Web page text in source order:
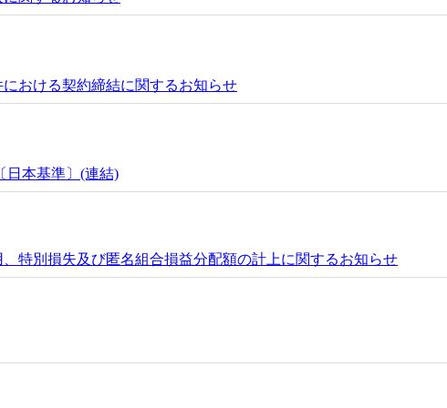
おける契約締結に関するお知らせ
日本基準〕(連結)
特別損失及び匿名組合損益分配額の計上に関するお知らせ